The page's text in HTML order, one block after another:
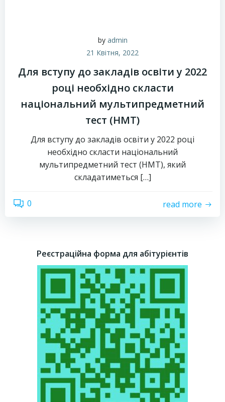
by admin
21 Квітня, 2022
Для вступу до закладів освіти у 2022
році необхідно скласти
національний мультипредметний
тест (НМТ)
Для вступу до закладів освіти у 2022 році
необхідно скласти національний
мультипредметний тест (НМТ), який
складатиметься […]
0 read more
Реєстраційна форма для абітурієнтів